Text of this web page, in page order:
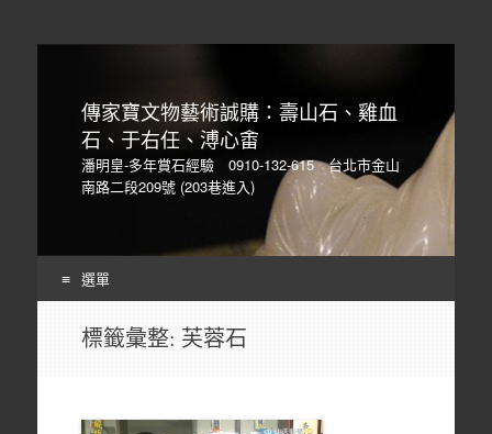
傳家寶文物藝術誠購：壽山石、雞血
石、于右任、溥心畬
潘明皇-多年賞石經驗 0910-132-615 台北市金山
南路二段209號 (203巷進入)
選單
標籤彙整: 芙蓉石